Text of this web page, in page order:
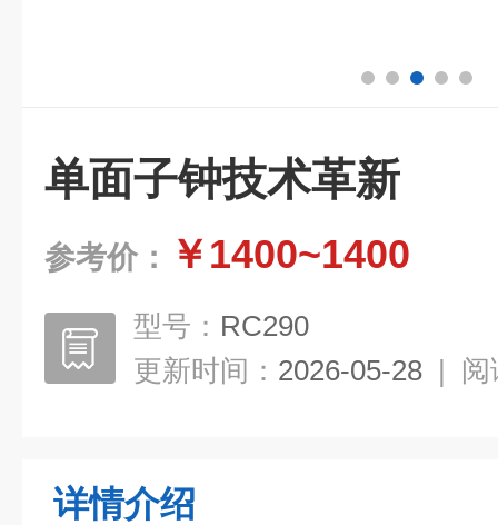
单面子钟技术革新
参考价： ￥1400~1400
型号： RC290
更新时间： 2026-05-28 | 阅
详情介绍